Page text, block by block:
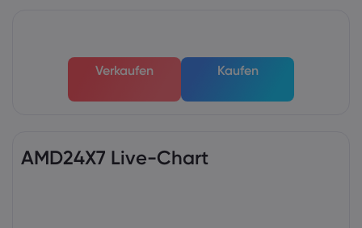
Verkaufen Kaufen
AMD24X7 Live-Chart